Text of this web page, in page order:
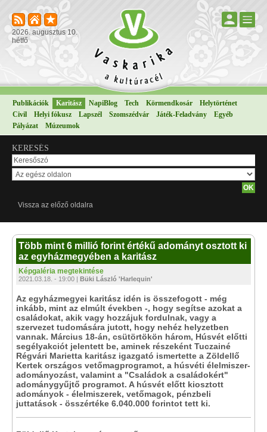
2026. augusztus 10.
hétfő
Publikációk Karitász NapiBlog Tech Körmendkosár
Helytörténet
Civil
Helyi fókusz Lapszél Szomszédvár Játék-Feladvány
Egyéb
Pályázat
Múzeumok
KERESÉS
Vissza az előző oldalra
Több mint 6 millió forint értékű adományt osztott ki
az egyházmegyében a karitász
Képgaléria megtekintése
2021.03.18. - 19:00 | Büki László 'Harlequin'
Az egyházmegyei karitász idén is összefogott - még
inkább, mint az elmúlt években -, hogy segítse azokat a
családokat, akik vagy hozzájuk fordulnak, vagy a
szervezet tudomására jutott, hogy nehéz helyzetben
vannak. Március 18-án, csütörtökön három, Húsvét előtti
segélyakciót jelentett be, aminek részeként Tuczainé
Régvári Marietta karitász igazgató ismertette a Zöldellő
Kertek országos vetőmagprogramot, a húsvéti élelmiszer-
adományozást, valamint a "Családok a családokért"
adománygyűjtő programot. A húsvét előtt kiosztott
adományok - élelmiszerek, vetőmagok, pénzbeli
juttatások - összértéke 6.040.000 forintot tett ki.